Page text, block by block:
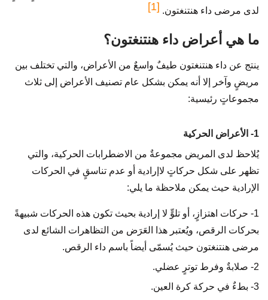
لدى مرضى داء هنتنغتون. [1]
ما هي أعراض داء هنتنغتون؟
ينتج عن داء هنتنغتون طيفٌ واسعٌ من الأعراض، والتي تختلف بين
مريضٍ وآخر إلا أنه يمكن بشكل عام تصنيف الأعراض إلى ثلاث
مجموعاتٍ رئيسية:
1- الأعراض الحركية
يُلاحظ لدى المريض مجموعةٌ من الاضطرابات الحركية، والتي
تظهر على شكل حركاتٍ لاإرادية أو عدم تناسقٍ في الحركات
الإرادية حيث يمكن ملاحظة ما يلي:
1- حركات اهتزازٍ، أو تلوٍّ لا إرادية بحيث تكون هذه الحركات شبيهةً
بحركات الرقص، ويُعتبر هذا العَرَض من التظاهرات الشائع لدى
مرضى هنتنغتون حيث يُسمّى أيضاً باسم داء الرقص.
2- صلابةٌ وفرط توترٍ عضلي.
3- بطءٌ في حركة كرة العين.